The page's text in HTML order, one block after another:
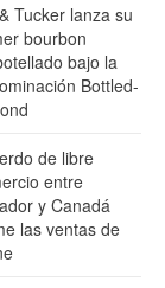
Tucker lanza su
bourbon
bajo la
Bottled-
de libre
entre
y Canadá
las ventas de